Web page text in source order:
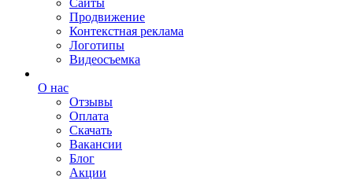
Сайты
Продвижение
Контекстная реклама
Логотипы
Видеосъемка
О нас
Отзывы
Оплата
Скачать
Вакансии
Блог
Акции